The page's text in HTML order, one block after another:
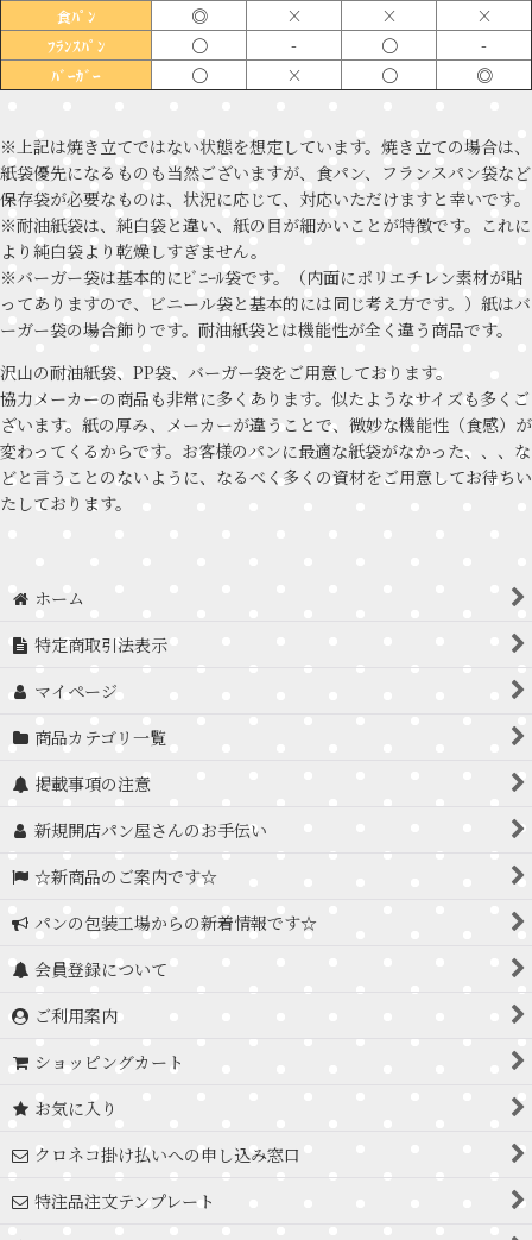
食ﾊﾟﾝ ◎ × × ×
ﾌﾗﾝｽﾊﾟﾝ 〇 - 〇 -
ﾊﾞｰｶﾞｰ 〇 × 〇 ◎
※上記は焼き立てではない状態を想定しています。焼き立ての場合は、
紙袋優先になるものも当然ございますが、食パン、フランスパン袋など
保存袋が必要なものは、状況に応じて、対応いただけますと幸いです。
※耐油紙袋は、純白袋と違い、紙の目が細かいことが特徴です。これに
より純白袋より乾燥しすぎません。
※バーガー袋は基本的にﾋﾞﾆｰﾙ袋です。（内面にポリエチレン素材が貼
ってありますので、ビニール袋と基本的には同じ考え方です。）紙はバ
ーガー袋の場合飾りです。耐油紙袋とは機能性が全く違う商品です。
沢山の耐油紙袋、PP袋、バーガー袋をご用意しております。
協力メーカーの商品も非常に多くあります。似たようなサイズも多くご
ざいます。紙の厚み、メーカーが違うことで、微妙な機能性（食感）が
変わってくるからです。お客様のパンに最適な紙袋がなかった、、、な
どと言うことのないように、なるべく多くの資材をご用意してお待ちい
たしております。
ホーム
特定商取引法表示
マイページ
商品カテゴリ一覧
掲載事項の注意
新規開店パン屋さんのお手伝い
☆新商品のご案内です☆
パンの包装工場からの新着情報です☆
会員登録について
ご利用案内
ショッピングカート
お気に入り
クロネコ掛け払いへの申し込み窓口
特注品注文テンプレート